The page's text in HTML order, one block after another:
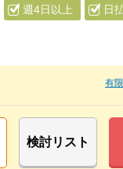
週4日以上 日
有
検討リスト